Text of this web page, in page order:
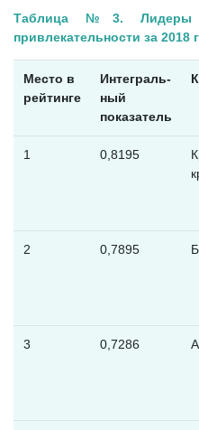
Таблица №3. Лидеры
привлекательности за 2018
Место в
рейтинге
Интеграль-
ный
показатель
1 0,8195
2 0,7895
3 0,7286